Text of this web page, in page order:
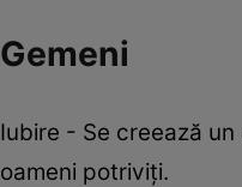
Gemeni
Iubire - Se creează
oameni potriviți.